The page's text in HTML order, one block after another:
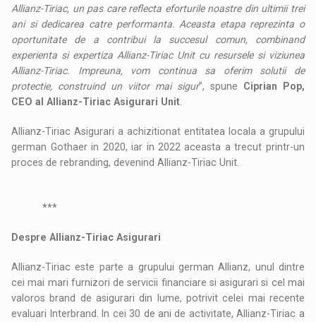
Allianz-Tiriac, un pas care reflecta eforturile noastre din ultimii trei
ani si dedicarea catre performanta. Aceasta etapa reprezinta o
oportunitate de a contribui la succesul comun, combinand
experienta si expertiza Allianz-Tiriac Unit cu resursele si viziunea
Allianz-Tiriac. Impreuna, vom continua sa oferim solutii de
protectie, construind un viitor mai sigur”, spune Ciprian Pop,
CEO al Allianz-Tiriac Asigurari Unit.
Allianz-Tiriac Asigurari a achizitionat entitatea locala a grupului
german Gothaer in 2020, iar in 2022 aceasta a trecut printr-un
proces de rebranding, devenind Allianz-Tiriac Unit.
***
Despre Allianz-Tiriac Asigurari
Allianz-Tiriac este parte a grupului german Allianz, unul dintre
cei mai mari furnizori de servicii financiare si asigurari si cel mai
valoros brand de asigurari din lume, potrivit celei mai recente
evaluari Interbrand. In cei 30 de ani de activitate, Allianz-Tiriac a